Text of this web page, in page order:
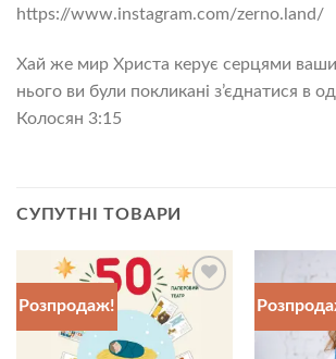
https://www.instagram.com/zerno.land/
Хай же мир Христа керує серцями
нього ви були покликані з’єднатися в
Колосян 3:15
СУПУТНІ ТОВАРИ
Розпродаж!
Додати
списку
бажань